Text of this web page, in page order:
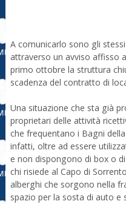
A comunicarlo sono gli
attraverso un avviso affisso
primo ottobre la struttura
scadenza del contratto di
Una situazione che sta già
proprietari delle attività
che frequentano i Bagni
infatti, oltre ad essere
e non dispongono di box o
chi risiede al Capo di
alberghi che sorgono nella
spazio per la sosta di auto e